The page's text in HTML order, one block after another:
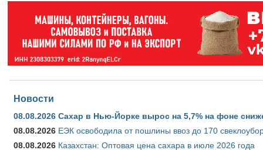
Новости
08.08.2026 Сахар в Нью-Йорке вырос на 5,7% на фоне
08.08.2026 ЕЭК освободила от пошлины ввоз до 170
08.08.2026 Казахстан: Оптовая цена сахара в июле 2026 года